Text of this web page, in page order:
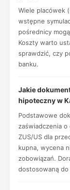
Wiele placówek
wstępne
pośrednicy
Koszty warto
sprawdzić, czy
banku.
Jakie
hipoteczny w
Podstawowe
zaświadczenia
ZUS/US dla
kupna, wycena
zobowiązań.
dostosowaną